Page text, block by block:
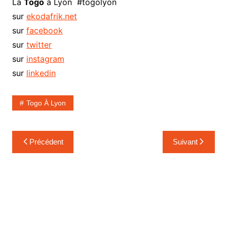
sur ekodafrik.net
sur facebook
sur twitter
sur instagram
sur linkedin
Togo À Lyon
Navigation
de
Précédent Suivant